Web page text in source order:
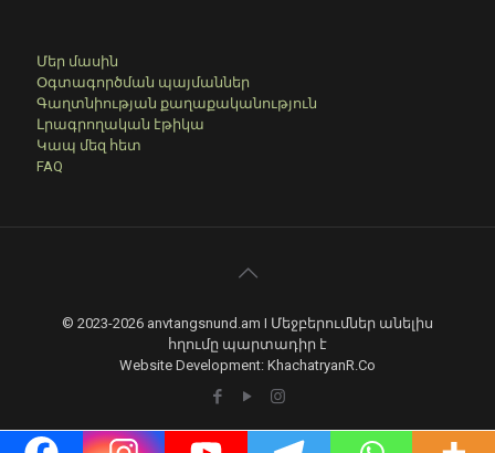
Մեր մասին
Օգտագործման պայմաններ
Գաղտնիության քաղաքականություն
Լրագրողական էթիկա
Կապ մեզ հետ
FAQ
© 2023-2026 anvtangsnund.am I Մեջբերումներ անելիս
հղումը պարտադիր է
Website Development: KhachatryanR.Co